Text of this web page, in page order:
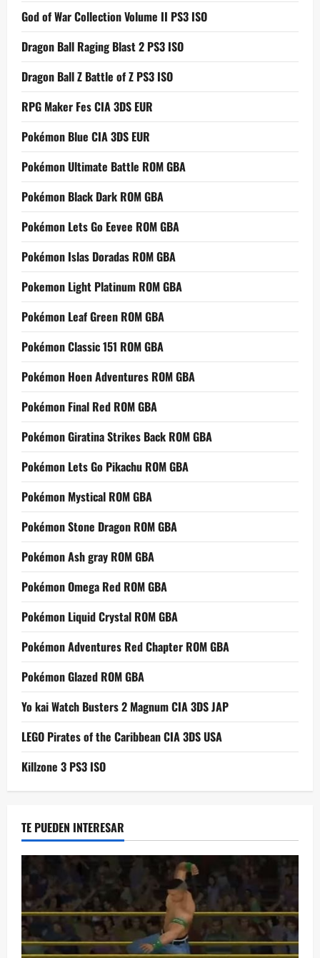
God of War Collection Volume II PS3 ISO
Dragon Ball Raging Blast 2 PS3 ISO
Dragon Ball Z Battle of Z PS3 ISO
RPG Maker Fes CIA 3DS EUR
Pokémon Blue CIA 3DS EUR
Pokémon Ultimate Battle ROM GBA
Pokémon Black Dark ROM GBA
Pokémon Lets Go Eevee ROM GBA
Pokémon Islas Doradas ROM GBA
Pokemon Light Platinum ROM GBA
Pokémon Leaf Green ROM GBA
Pokémon Classic 151 ROM GBA
Pokémon Hoen Adventures ROM GBA
Pokémon Final Red ROM GBA
Pokémon Giratina Strikes Back ROM GBA
Pokémon Lets Go Pikachu ROM GBA
Pokémon Mystical ROM GBA
Pokémon Stone Dragon ROM GBA
Pokémon Ash gray ROM GBA
Pokémon Omega Red ROM GBA
Pokémon Liquid Crystal ROM GBA
Pokémon Adventures Red Chapter ROM GBA
Pokémon Glazed ROM GBA
Yo kai Watch Busters 2 Magnum CIA 3DS JAP
LEGO Pirates of the Caribbean CIA 3DS USA
Killzone 3 PS3 ISO
TE PUEDEN INTERESAR